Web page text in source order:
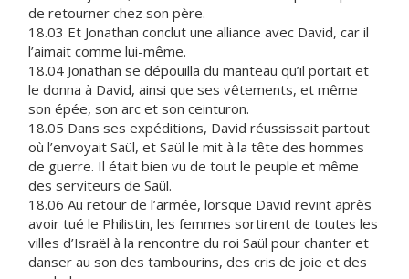
de retourner chez son père.
18.03 Et Jonathan conclut une alliance avec David, car il
l’aimait comme lui-même.
18.04 Jonathan se dépouilla du manteau qu’il portait et
le donna à David, ainsi que ses vêtements, et même
son épée, son arc et son ceinturon.
18.05 Dans ses expéditions, David réussissait partout
où l’envoyait Saül, et Saül le mit à la tête des hommes
de guerre. Il était bien vu de tout le peuple et même
des serviteurs de Saül.
18.06 Au retour de l’armée, lorsque David revint après
avoir tué le Philistin, les femmes sortirent de toutes les
villes d’Israël à la rencontre du roi Saül pour chanter et
danser au son des tambourins, des cris de joie et des